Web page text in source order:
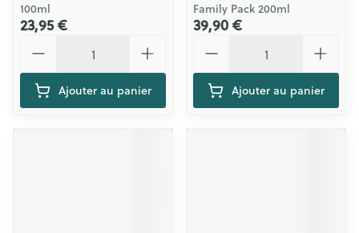
100ml
23,95 €
Ajouter au panier
Family Pack 200ml
39,90 €
Ajouter au panier